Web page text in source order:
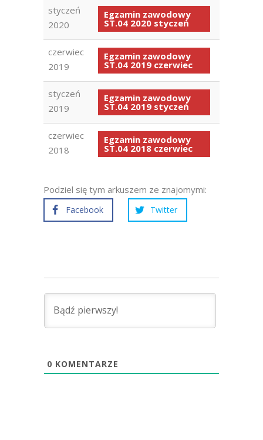
styczeń
2020
Egzamin zawodowy
ST.04 2020 styczeń
czerwiec
2019
Egzamin zawodowy
ST.04 2019 czerwiec
styczeń
2019
Egzamin zawodowy
ST.04 2019 styczeń
czerwiec
2018
Egzamin zawodowy
ST.04 2018 czerwiec
Podziel się tym arkuszem ze znajomymi:
Facebook Twitter
0 KOMENTARZE